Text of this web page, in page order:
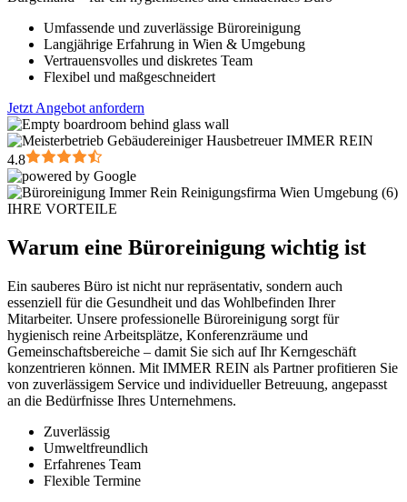
Umfassende und zuverlässige Büroreinigung
Langjährige Erfahrung in Wien & Umgebung
Vertrauensvolles und diskretes Team
Flexibel und maßgeschneidert
Jetzt Angebot anfordern
4.8
IHRE VORTEILE
Warum eine Büroreinigung wichtig ist
Ein sauberes Büro ist nicht nur repräsentativ, sondern auch
essenziell für die Gesundheit und das Wohlbefinden Ihrer
Mitarbeiter. Unsere professionelle Büroreinigung sorgt für
hygienisch reine Arbeitsplätze, Konferenzräume und
Gemeinschaftsbereiche – damit Sie sich auf Ihr Kerngeschäft
konzentrieren können. Mit IMMER REIN als Partner profitieren Sie
von zuverlässigem Service und individueller Betreuung, angepasst
an die Bedürfnisse Ihres Unternehmens.
Zuverlässig
Umweltfreundlich
Erfahrenes Team
Flexible Termine